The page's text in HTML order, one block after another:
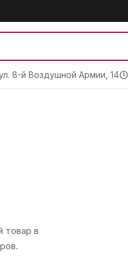
8-й Воздушной Армии, 14
товар в